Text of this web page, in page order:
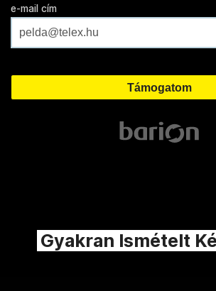
e-mail cím
Gyakran Ismételt